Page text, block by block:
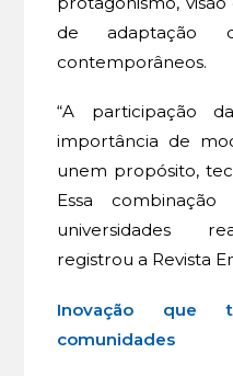
de adaptação
contemporâneos.
“A participação
importância de
unem propósito,
Essa
universidades
registrou a Revista
Inovação que
comunidades